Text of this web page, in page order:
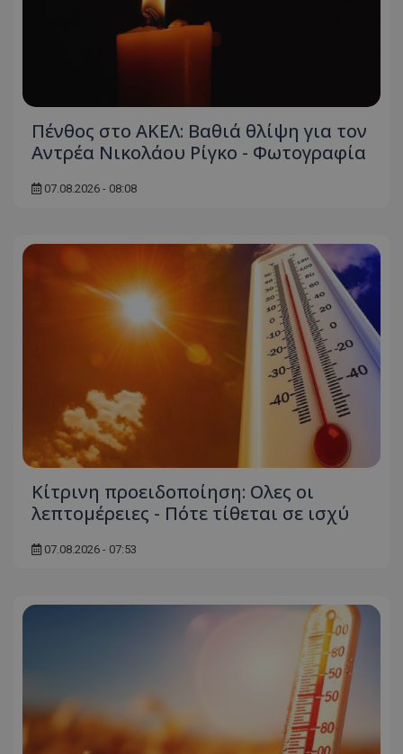
Πένθος στο ΑΚΕΛ: Βαθιά θλίψη για τον
Αντρέα Νικολάου Ρίγκο - Φωτογραφία
07.08.2026 - 08:08
Κίτρινη προειδοποίηση: Ολες οι
λεπτομέρειες - Πότε τίθεται σε ισχύ
07.08.2026 - 07:53